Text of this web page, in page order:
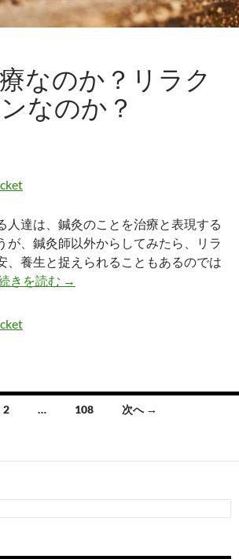
なのか？リラク
なのか？
達は、鍼灸のことを治療と表現する
が、鍼灸師以外からしてみたら、リラ
、養生と捉えられることもあるのでは
きを読む 鍼灸は治療なのか？リラクゼ
→
2 … 108 次へ →